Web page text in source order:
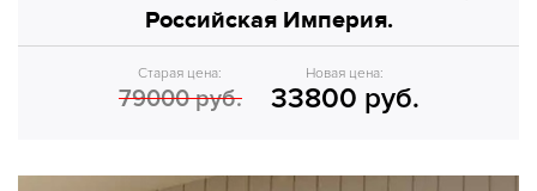
Российская Империя.
Старая цена:
79000 руб.
Новая цена:
33800 руб.